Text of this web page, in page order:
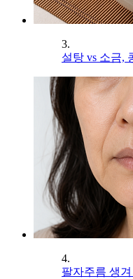
3.
설탕 vs 소금,
4.
팔자주름 생